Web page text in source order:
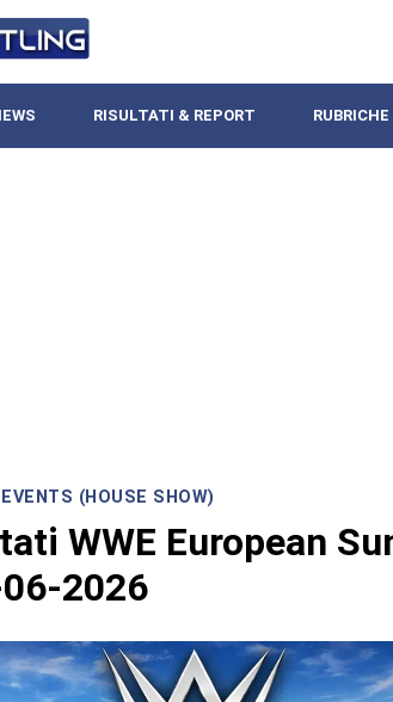
RISULTATI & REPORT RUBRICHE
(HOUSE SHOW)
WWE European
06-2026